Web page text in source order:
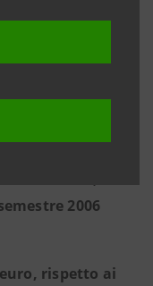
semestre
2006
rispetto ai